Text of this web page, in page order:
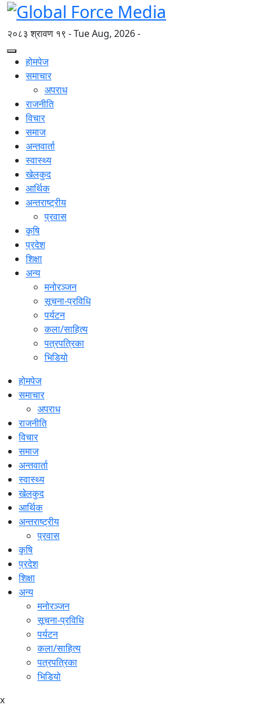
२०८३ श्रावण १९ - Tue Aug, 2026 -
होमपेज
समाचार
अपराध
राजनीति
विचार
समाज
अन्तवार्ता
स्वास्थ्य
खेलकुद
आर्थिक
अन्तराष्ट्रीय
प्रवास
कृषि
प्रदेश
शिक्षा
अन्य
मनोरञ्जन
सूचना-प्रविधि
पर्यटन
कला/साहित्य
पत्रपत्रिका
भिडियो
होमपेज
समाचार
अपराध
राजनीति
विचार
समाज
अन्तवार्ता
स्वास्थ्य
खेलकुद
आर्थिक
अन्तराष्ट्रीय
प्रवास
कृषि
प्रदेश
शिक्षा
अन्य
मनोरञ्जन
सूचना-प्रविधि
पर्यटन
कला/साहित्य
पत्रपत्रिका
भिडियो
x